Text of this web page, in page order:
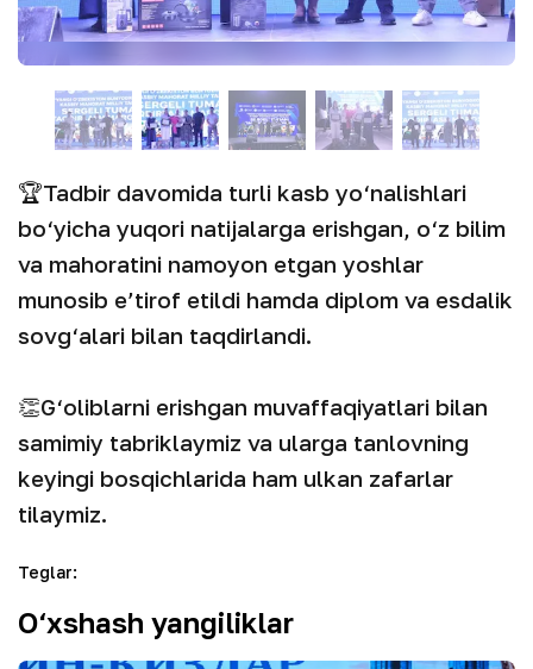
🏆Tadbir davomida turli kasb yo‘nalishlari
bo‘yicha yuqori natijalarga erishgan, o‘z bilim
va mahoratini namoyon etgan yoshlar
munosib e’tirof etildi hamda diplom va esdalik
sovg‘alari bilan taqdirlandi.
👏G‘oliblarni erishgan muvaffaqiyatlari bilan
samimiy tabriklaymiz va ularga tanlovning
keyingi bosqichlarida ham ulkan zafarlar
tilaymiz.
Teglar:
O‘xshash yangiliklar